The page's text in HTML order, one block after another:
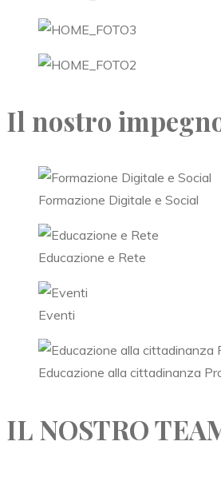
Il nostro
Formazione Digitale e Social
Educazione e Rete
Eventi
Educazione alla cittadinanza
IL NOSTRO